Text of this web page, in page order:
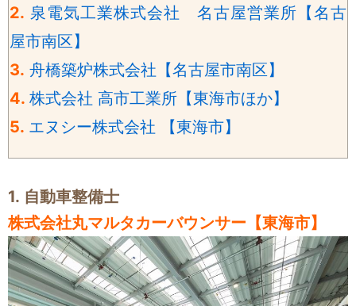
2. 泉電気工業株式会社 名古屋営業所【名古
屋市南区】
3. 舟橋築炉株式会社【名古屋市南区】
4. 株式会社 高市工業所【東海市ほか】
5. エヌシー株式会社 【東海市】
1. 自動車整備士
株式会社丸マルタカーバウンサー【東海市】